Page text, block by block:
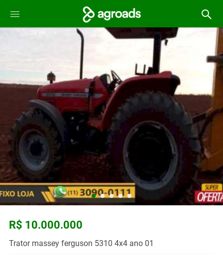
R$ 10.000.000
Trator massey ferguson 5310 4x4 ano 01